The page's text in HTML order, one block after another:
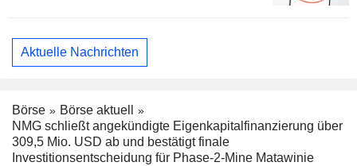
Aktuelle Nachrichten
Börse
Börse aktuell
NMG schließt angekündigte Eigenkapitalfinanzierung über
309,5 Mio. USD ab und bestätigt finale
Investitionsentscheidung für Phase-2-Mine Matawinie